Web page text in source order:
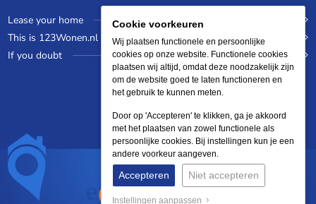
Lease your home
This is 123Wonen.nl
If you doubt
Cookie voorkeuren
Wij plaatsen functionele en persoonlijke
cookies op onze website. Functionele cookies
plaatsen wij altijd, omdat deze noodzakelijk zijn
om de website goed te laten functioneren en
het gebruik te kunnen meten.
Door op 'Accepteren' te klikken, ga je akkoord
met het plaatsen van zowel functionele als
persoonlijke cookies. Bij instellingen kun je een
andere voorkeur aangeven.
Accepteren Niet accepteren
Instellingen aanpassen